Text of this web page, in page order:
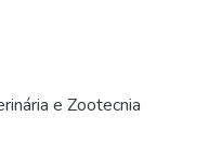
e Zootecnia